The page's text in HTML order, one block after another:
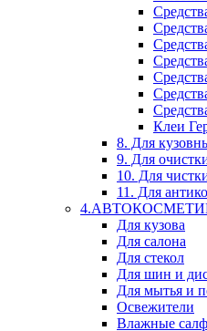
Клеи
8. Для
9. Для
10. Для
11. Для
Для кузова
Для салона
Для стекол
Для шин и
Для мытья и
Освежители
Влажные